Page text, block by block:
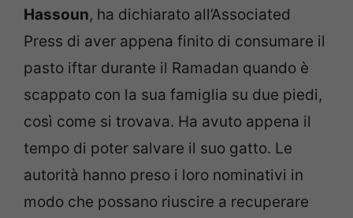
Hassoun, ha dichiarato all’Associated
Press di aver appena finito di consumare il
pasto iftar durante il Ramadan quando è
scappato con la sua famiglia su due piedi,
così come si trovava. Ha avuto appena il
tempo di poter salvare il suo gatto. Le
autorità hanno preso i loro nominativi in
modo che possano riuscire a recuperare